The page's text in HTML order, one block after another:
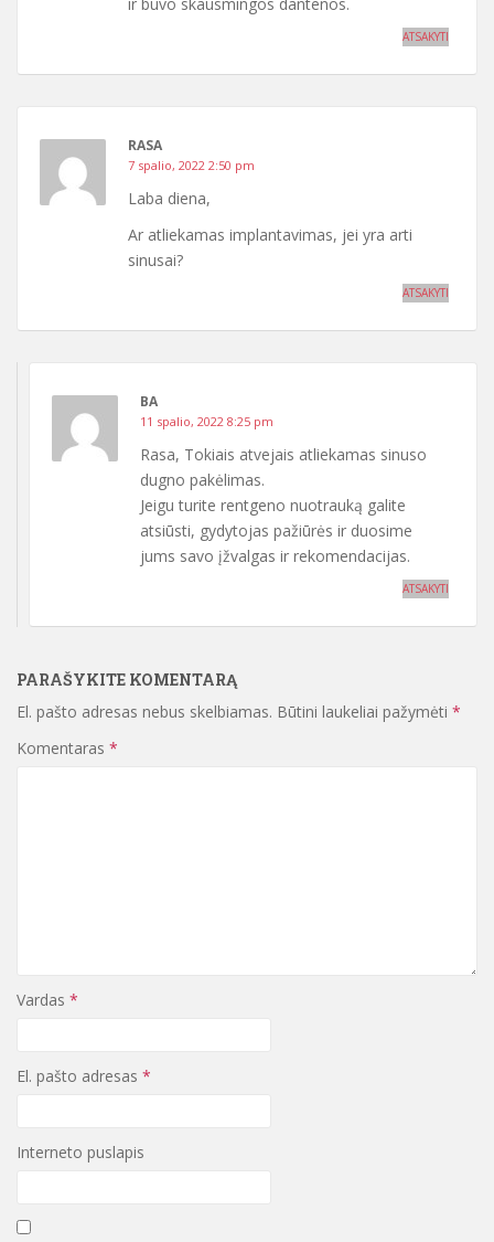
ATSAKYTI
RASA
7 spalio, 2022 2:50 pm
Laba diena,
Ar atliekamas implantavimas, jei yra arti
sinusai?
ATSAKYTI
BA
11 spalio, 2022 8:25 pm
Rasa, Tokiais atvejais atliekamas sinuso
dugno pakėlimas.
Jeigu turite rentgeno nuotrauką galite
atsiūsti, gydytojas pažiūrės ir duosime
jums savo įžvalgas ir rekomendacijas.
ATSAKYTI
PARAŠYKITE KOMENTARĄ
El. pašto adresas nebus skelbiamas. Būtini laukeliai pažymėti *
Komentaras *
Vardas *
El. pašto adresas *
Interneto puslapis